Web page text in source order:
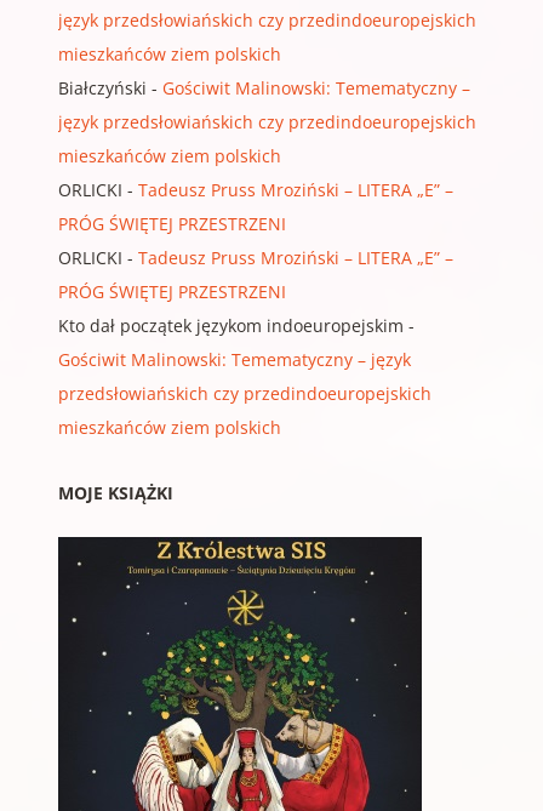
język przedsłowiańskich czy przedindoeuropejskich
mieszkańców ziem polskich
Białczyński - Gościwit Malinowski: Temematyczny –
język przedsłowiańskich czy przedindoeuropejskich
mieszkańców ziem polskich
ORLICKI - Tadeusz Pruss Mroziński – LITERA „E” –
PRÓG ŚWIĘTEJ PRZESTRZENI
ORLICKI - Tadeusz Pruss Mroziński – LITERA „E” –
PRÓG ŚWIĘTEJ PRZESTRZENI
Kto dał początek językom indoeuropejskim -
Gościwit Malinowski: Temematyczny – język
przedsłowiańskich czy przedindoeuropejskich
mieszkańców ziem polskich
MOJE KSIĄŻKI